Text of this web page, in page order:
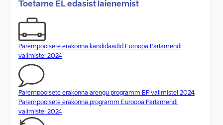
Toetame EL edasist laienemist
Parempoolsete erakonna kandidaadid Euroopa Parlamendi
valimistel 2024
Parempoolsete erakonna arengu programm EP valimistel 2024,
Parempoolsete erakonna programm Euroopa Parlamendi
valimistel 2024